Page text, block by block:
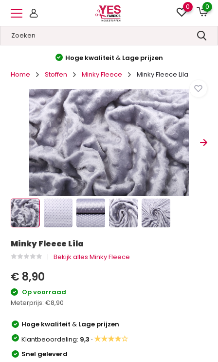
0 0
Hoge kwaliteit & Lage prijzen
Home
Stoffen Minky Fleece Minky Fleece Lila
Minky Fleece Lila
Bekijk alles Minky Fleece
€ 8,90
Op voorraad
Meterprijs:€8,90
Hoge kwaliteit& Lage prijzen
Klantbeoordeling: 9,3 ·★★★★☆
Snel geleverd